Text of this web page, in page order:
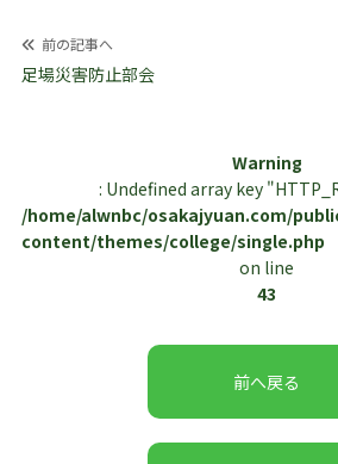
投
稿
ー
シ
前の記事へ
足場災害防止部会
Warning
: Undefined array key
/home/alwnbc/osakajyuan.com/
content/themes/college/single.php
on line
43
前へ戻る